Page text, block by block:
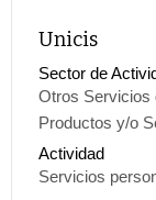
Unicis
Sector de
Otros Servicios
Productos y/o
Actividad
Servicios